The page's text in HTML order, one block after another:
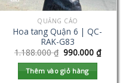
QUẢNG CÁO
Hoa tang Quận 6 | QC-
RAK-G83
1.188.000₫ 990.000₫
Thêm vào giỏ hàng